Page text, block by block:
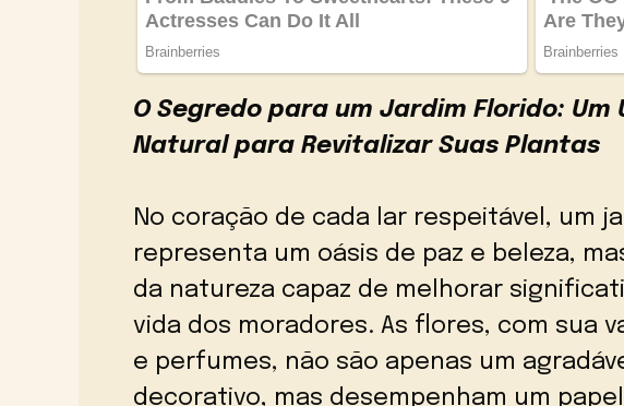
O Segredo para um Jardim Florido:
Natural para Revitalizar Suas Plantas
No coração de cada lar respeitável, um
representa um oásis de paz e beleza,
da natureza capaz de melhorar
vida dos moradores. As flores, com sua
e perfumes, não são apenas um
decorativo, mas desempenham um